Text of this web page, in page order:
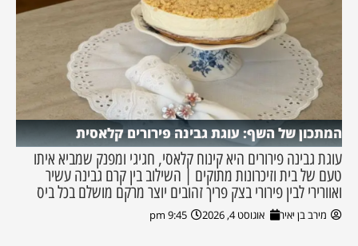
המתכון של השף: עוגת גבינה פירורים קלאסית
עוגת גבינה פירורים היא קינוח קלאסי, חגיגי ומפנק שמביא איתו
טעם של בית וזיכרונות מתוקים | השילוב בין קרם גבינה עשיר
ואוורירי לבין פירורי בצק פריך זהובים יוצר מרקם מושלם בכל ביס
מירב בן יאיר אוגוסט 4, 2026 9:45 pm